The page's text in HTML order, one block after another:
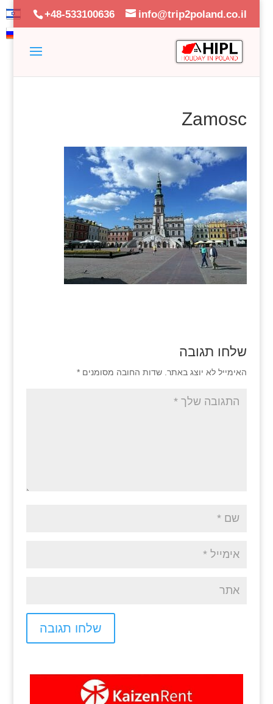
+48-533100636 info@trip2poland.co.il
Zamosc
שלחו תגובה
האימייל לא יוצג באתר. שדות החובה מסומנים *